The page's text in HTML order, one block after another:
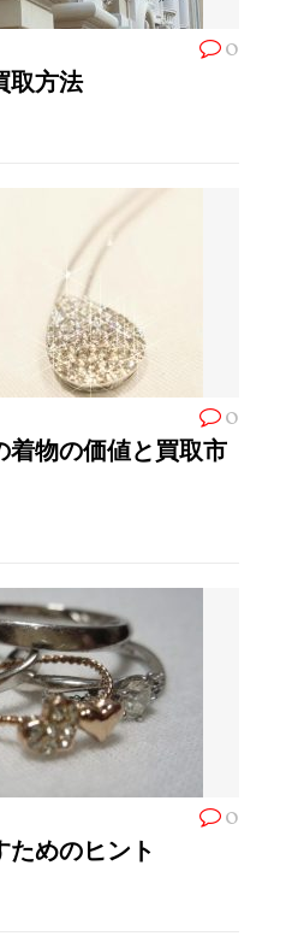
0
取方法
0
着物の価値と買取市
0
ためのヒント